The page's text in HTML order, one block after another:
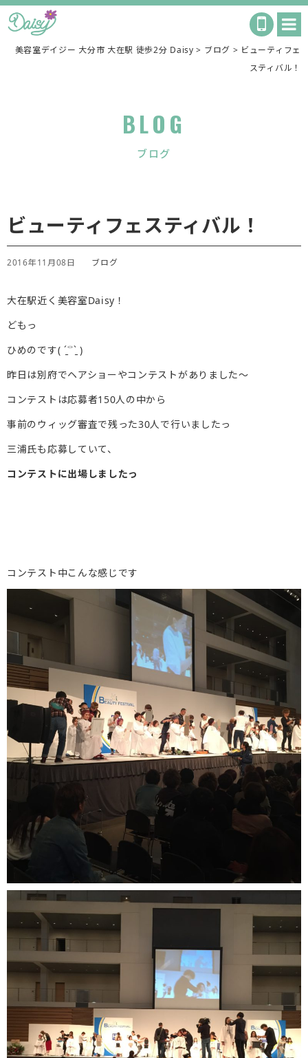
美容室デイジー 大分市 大在駅 徒歩2分 Daisy > ブログ > ビューティフェ
スティバル！
BLOG
ブログ
ビューティフェスティバル！
2016年11月08日 ブログ
大在駅近く美容室Daisy！
どもっ
ひめのです( ˊ̱˂˃ˋ̱ )
昨日は別府でヘアショーやコンテストがありました〜
コンテストは応募者150人の中から
事前のウィッグ審査で残った30人で行いましたっ
三浦氏も応募していて、
コンテストに出場しましたっ
コンテスト中こんな感じです